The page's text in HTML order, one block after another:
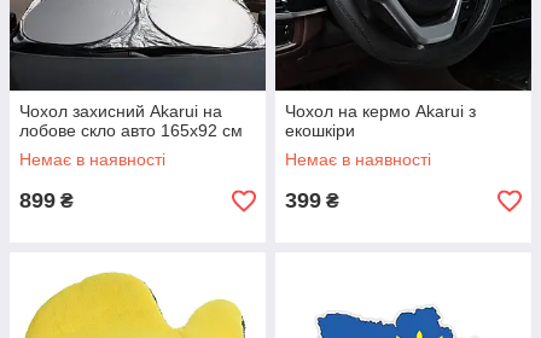
Чохол захисний Akarui на
лобове скло авто 165х92 см
Немає в наявності
899 ₴
Чохол на кермо Akarui з
екошкіри
Немає в наявності
399 ₴